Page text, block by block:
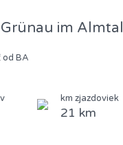
im Almtal
od BA
km zjazdoviek
21 km